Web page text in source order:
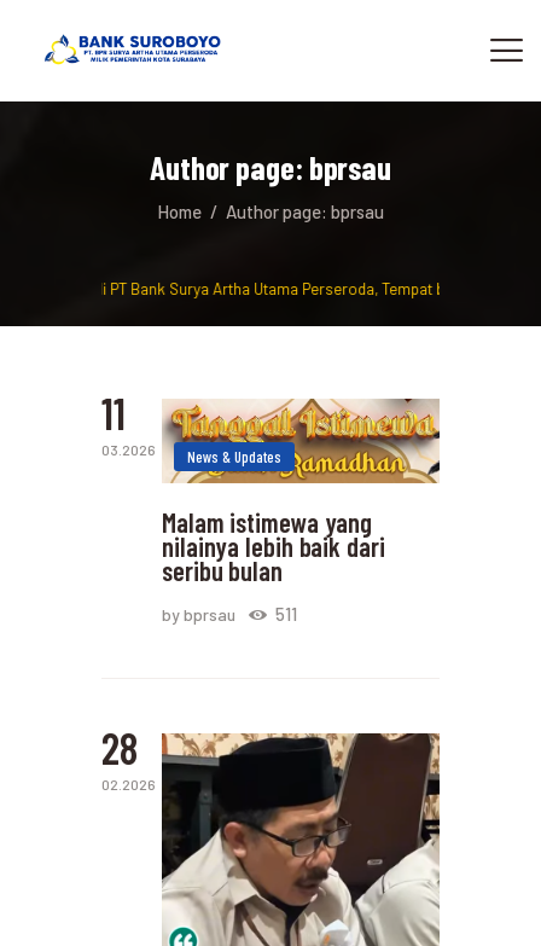
Author page: bprsau
Home Author page: bprsau
Datang di PT Bank Surya Artha Utama Perseroda, Tempat berinvestasi
11
03.2026 News & Updates
Malam istimewa yang
nilainya lebih baik dari
seribu bulan
by bprsau 511
28
02.2026